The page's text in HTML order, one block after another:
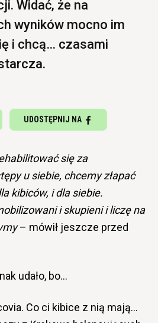
Widać, że na
wyników mocno im
i chcą… czasami
UDOSTĘPNIJ NA
się za
u siebie, chcemy złapać
kibiców, i dla siebie.
i skupieni i liczę na
– mówił jeszcze przed
udało, bo…
Co ci kibice z nią mają…